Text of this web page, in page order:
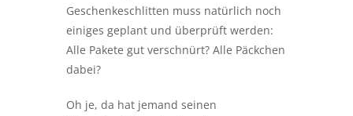
Geschenkeschlitten muss natürlich noch
einiges geplant und überprüft werden:
Alle Pakete gut verschnürt? Alle Päckchen
dabei?
Oh je, da hat jemand seinen